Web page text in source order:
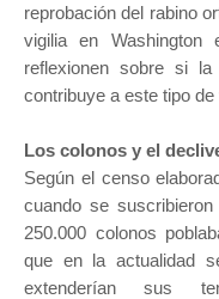
reprobación del rabino
vigilia en Washington
reflexionen sobre si
contribuye a este tipo de
Los colonos y el
Según el censo
cuando se
250.000 colonos
que en la actualidad
extenderían sus